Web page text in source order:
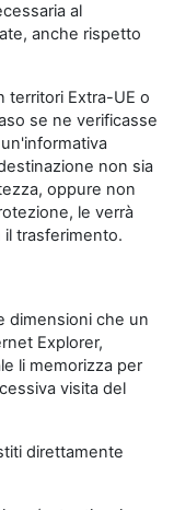
al
anche rispetto
territori Extra-UE o
se ne verificasse
non sia
oppure non
le verrà
trasferimento.
dimensioni che un
Explorer,
li memorizza per
visita del
direttamente